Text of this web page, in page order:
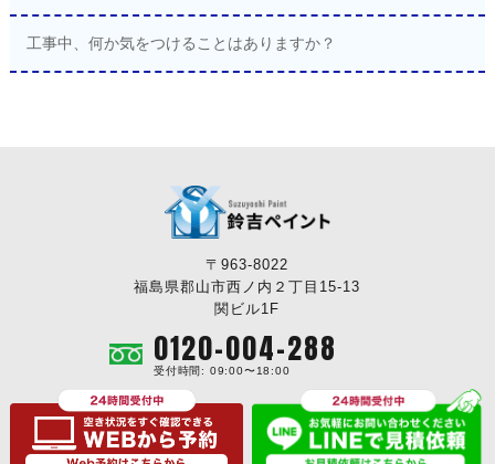
工事中、何か気をつけることはありますか？
〒963-8022
福島県郡山市西ノ内２丁目15-13
関ビル1F
0120-004-288
受付時間: 09:00〜18:00